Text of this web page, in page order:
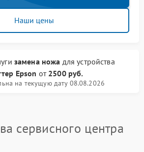
Наши цены
замена ножа для устройства
Epson от 2500 руб.
на текущую дату 08.08.2026
сервисного центра